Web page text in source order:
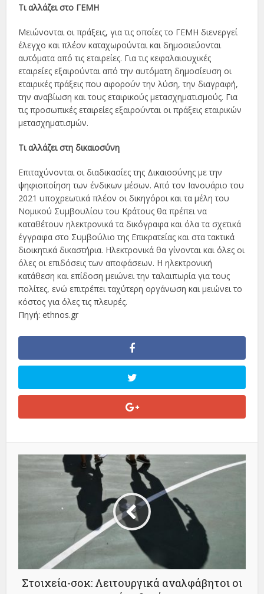
Τι αλλάζει στο ΓΕΜΗ
Μειώνονται οι πράξεις, για τις οποίες το ΓΕΜΗ διενεργεί
έλεγχο και πλέον καταχωρούνται και δημοσιεύονται
αυτόματα από τις εταιρείες. Για τις κεφαλαιουχικές
εταιρείες εξαιρούνται από την αυτόματη δημοσίευση οι
εταιρικές πράξεις που αφορούν την λύση, την διαγραφή,
την αναβίωση και τους εταιρικούς μετασχηματισμούς. Για
τις προσωπικές εταιρείες εξαιρούνται οι πράξεις εταιρικών
μετασχηματισμών.
Τι αλλάζει στη δικαιοσύνη
Επιταχύνονται οι διαδικασίες της Δικαιοσύνης με την
ψηφιοποίηση των ένδικων μέσων. Από τον Ιανουάριο του
2021 υποχρεωτικά πλέον οι δικηγόροι και τα μέλη του
Νομικού Συμβουλίου του Κράτους θα πρέπει να
καταθέτουν ηλεκτρονικά τα δικόγραφα και όλα τα σχετικά
έγγραφα στο Συμβούλιο της Επικρατείας και στα τακτικά
διοικητικά δικαστήρια. Ηλεκτρονικά θα γίνονται και όλες οι
όλες οι επιδόσεις των αποφάσεων. Η ηλεκτρονική
κατάθεση και επίδοση μειώνει την ταλαιπωρία για τους
πολίτες, ενώ επιτρέπει ταχύτερη οργάνωση και μειώνει το
κόστος για όλες τις πλευρές.
Πηγή: ethnos.gr
Στοιχεία-σοκ: Λειτουργικά αναλφάβητοι οι